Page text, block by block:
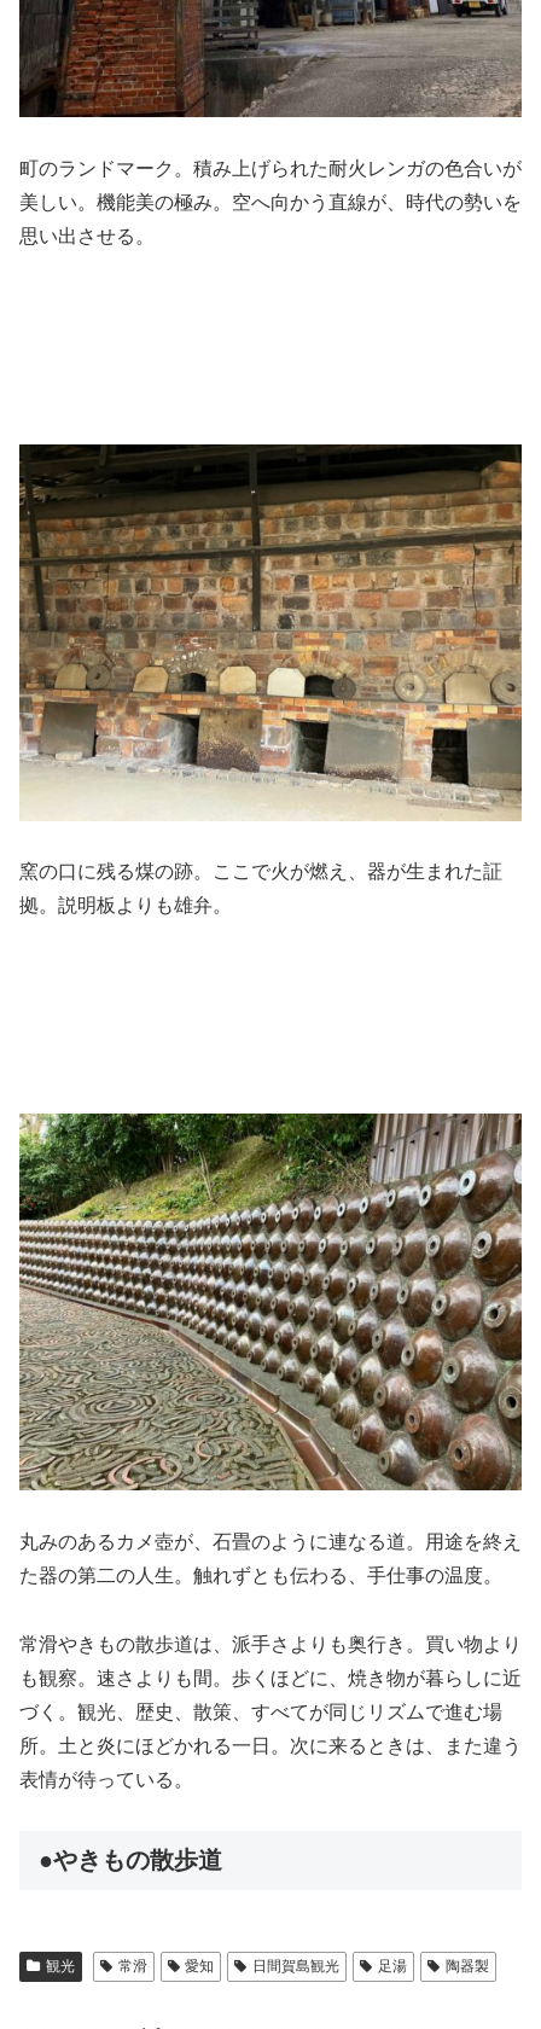
町のランドマーク。積み上げられた耐火レンガの色合いが
美しい。機能美の極み。空へ向かう直線が、時代の勢いを
思い出させる。
窯の口に残る煤の跡。ここで火が燃え、器が生まれた証
拠。説明板よりも雄弁。
丸みのあるカメ壺が、石畳のように連なる道。用途を終え
た器の第二の人生。触れずとも伝わる、手仕事の温度。
常滑やきもの散歩道は、派手さよりも奥行き。買い物より
も観察。速さよりも間。歩くほどに、焼き物が暮らしに近
づく。観光、歴史、散策、すべてが同じリズムで進む場
所。土と炎にほどかれる一日。次に来るときは、また違う
表情が待っている。
●やきもの散歩道
観光 常滑 愛知 日間賀島観光 足湯 陶器製